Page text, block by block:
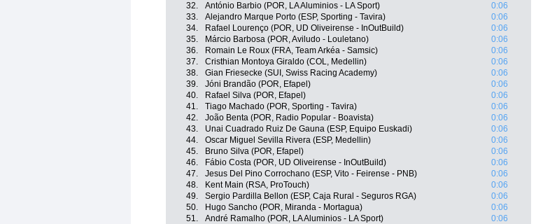
32.
António Barbio (POR, LA Aluminios - LA Sport)
0:06
33.
Alejandro Marque Porto (ESP, Sporting - Tavira)
0:06
34.
Rafael Lourenço (POR, UD Oliveirense - InOutBuild)
0:06
35.
Márcio Barbosa (POR, Aviludo - Louletano)
0:06
36.
Romain Le Roux (FRA, Team Arkéa - Samsic)
0:06
37.
Cristhian Montoya Giraldo (COL, Medellin)
0:06
38.
Gian Friesecke (SUI, Swiss Racing Academy)
0:06
39.
Jóni Brandão (POR, Efapel)
0:06
40.
Rafael Silva (POR, Efapel)
0:06
41.
Tiago Machado (POR, Sporting - Tavira)
0:06
42.
João Benta (POR, Radio Popular - Boavista)
0:06
43.
Unai Cuadrado Ruiz De Gauna (ESP, Equipo Euskadi)
0:06
44.
Oscar Miguel Sevilla Rivera (ESP, Medellin)
0:06
45.
Bruno Silva (POR, Efapel)
0:06
46.
Fábio Costa (POR, UD Oliveirense - InOutBuild)
0:06
47.
Jesus Del Pino Corrochano (ESP, Vito - Feirense - PNB)
0:06
48.
Kent Main (RSA, ProTouch)
0:06
49.
Sergio Pardilla Bellon (ESP, Caja Rural - Seguros RGA)
0:06
50.
Hugo Sancho (POR, Miranda - Mortagua)
0:06
51.
André Ramalho (POR, LA Aluminios - LA Sport)
0:06